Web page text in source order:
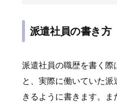
派遣社員の書き方
派遣社員の職歴を書く際
と、実際に働いていた
きるように書きます。ま